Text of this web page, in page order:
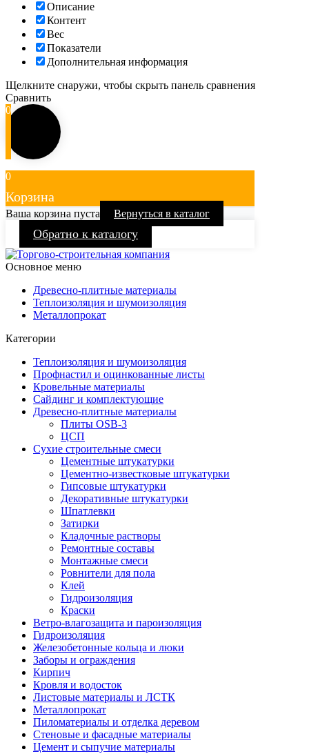
Описание
Контент
Вес
Показатели
Дополнительная информация
Щелкните снаружи, чтобы скрыть панель сравнения
Сравнить
0
0
Корзина
Ваша корзина пуста Вернуться в каталог
Обратно к каталогу
Основное меню
Древесно-плитные материалы
Теплоизоляция и шумоизоляция
Металлопрокат
Категории
Теплоизоляция и шумоизоляция
Профнастил и оцинкованные листы
Кровельные материалы
Сайдинг и комплектующие
Древесно-плитные материалы
Плиты OSB-3
ЦСП
Сухие строительные смеси
Цементные штукатурки
Цементно-известковые штукатурки
Гипсовые штукатурки
Декоративные штукатурки
Шпатлевки
Затирки
Кладочные растворы
Ремонтные составы
Монтажные смеси
Ровнители для пола
Клей
Гидроизоляция
Краски
Ветро-влагозащита и пароизоляция
Гидроизоляция
Железобетонные кольца и люки
Заборы и ограждения
Кирпич
Кровля и водосток
Листовые материалы и ЛСТК
Металлопрокат
Пиломатериалы и отделка деревом
Стеновые и фасадные материалы
Цемент и сыпучие материалы